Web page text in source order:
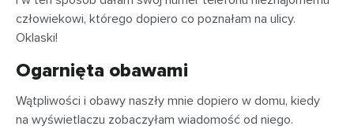
człowiekowi, którego dopiero co poznałam na ulicy.
Oklaski!
Ogarnięta obawami
Wątpliwości i obawy naszły mnie dopiero w domu, kiedy
na wyświetlaczu zobaczyłam wiadomość od niego.